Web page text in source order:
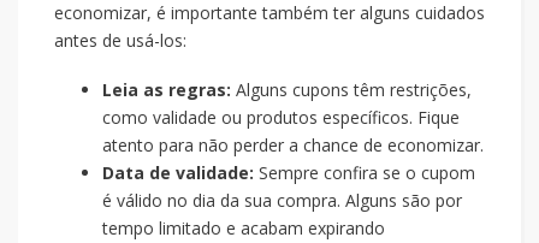
economizar, é importante também ter alguns cuidados
antes de usá-los:
Leia as regras: Alguns cupons têm restrições,
como validade ou produtos específicos. Fique
atento para não perder a chance de economizar.
Data de validade: Sempre confira se o cupom
é válido no dia da sua compra. Alguns são por
tempo limitado e acabam expirando